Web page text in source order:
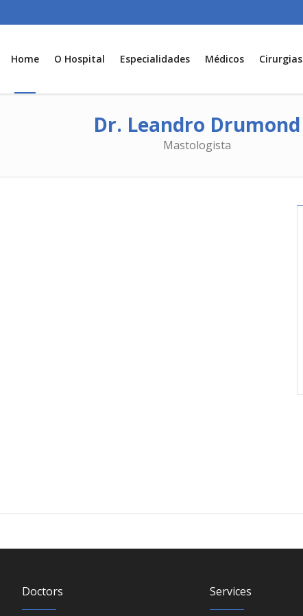
Home O Hospital Especialidades Médicos Cirurgias
Dr. Leandro Drumond
Mastologista
Doctors Services